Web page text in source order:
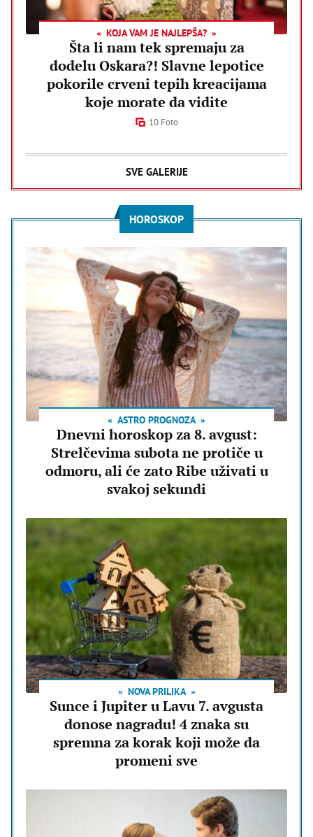
KOJA VAM JE NAJLEPŠA?
Šta li nam tek spremaju za
dodelu Oskara?! Slavne lepotice
pokorile crveni tepih kreacijama
koje morate da vidite
10 Foto
SVE GALERIJE
HOROSKOP
ASTRO PROGNOZA
Dnevni horoskop za 8. avgust:
Strelčevima subota ne protiče u
odmoru, ali će zato Ribe uživati u
svakoj sekundi
NOVA PRILIKA
Sunce i Jupiter u Lavu 7. avgusta
donose nagradu! 4 znaka su
spremna za korak koji može da
promeni sve